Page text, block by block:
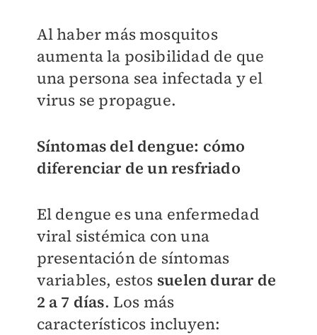
Al haber más mosquitos
aumenta la posibilidad de que
una persona sea infectada y el
virus se propague.
Síntomas del dengue: cómo
diferenciar de un resfriado
El dengue es una enfermedad
viral sistémica con una
presentación de síntomas
variables, estos suelen durar de
2 a 7 días. Los más
característicos incluyen: